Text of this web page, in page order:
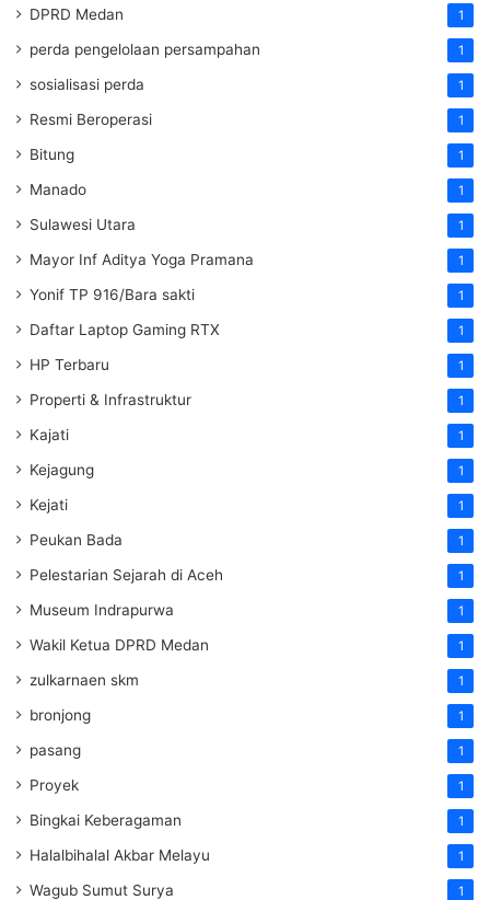
DPRD Medan 1
perda pengelolaan persampahan 1
sosialisasi perda 1
Resmi Beroperasi 1
Bitung 1
Manado 1
Sulawesi Utara 1
Mayor Inf Aditya Yoga Pramana 1
Yonif TP 916/Bara sakti 1
Daftar Laptop Gaming RTX 1
HP Terbaru 1
Properti & Infrastruktur 1
Kajati 1
Kejagung 1
Kejati 1
Peukan Bada 1
Pelestarian Sejarah di Aceh 1
Museum Indrapurwa 1
Wakil Ketua DPRD Medan 1
zulkarnaen skm 1
bronjong 1
pasang 1
Proyek 1
Bingkai Keberagaman 1
Halalbihalal Akbar Melayu 1
Wagub Sumut Surya 1